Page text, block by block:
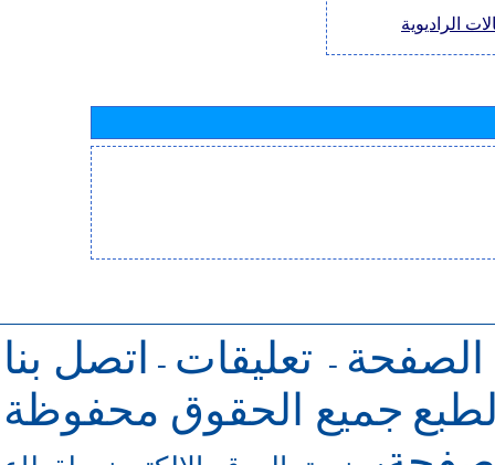
الراديوية
الصفحة - تعليقات -
اتصل بنا
جميع الحقوق محفوظة